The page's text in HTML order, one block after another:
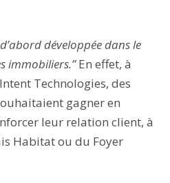
développée dans le
immobiliers.”En effet, à
Technologies, des
gagner en
leur relation client, à
Habitat ou du Foyer